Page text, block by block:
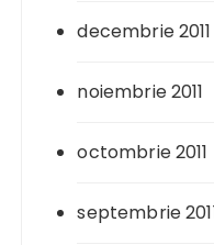
decembrie 2011
noiembrie 2011
octombrie 2011
septembrie